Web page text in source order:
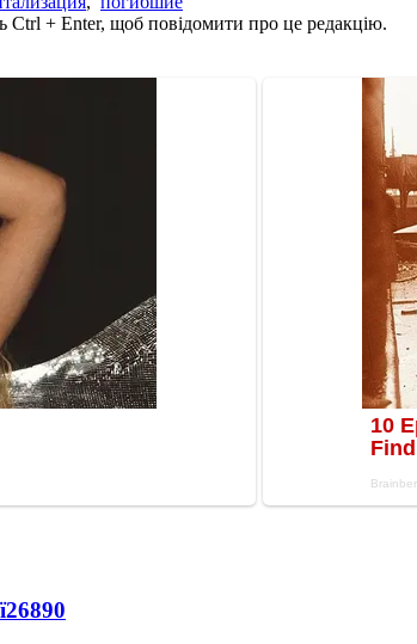
Ctrl + Enter, щоб повідомити про це редакцію.
26890